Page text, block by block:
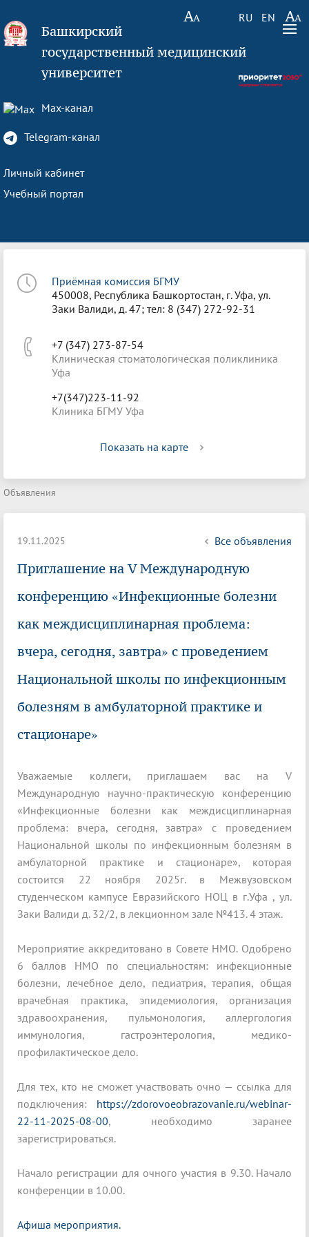
RU EN
Башкирский
государственный медицинский
университет
Max-канал
Telegram-канал
Личный кабинет
Учебный портал
Приёмная комиссия БГМУ
450008, Республика Башкортостан, г. Уфа, ул.
Заки Валиди, д. 47; тел: 8 (347) 272-92-31
+7 (347) 273-87-54
Клиническая стоматологическая поликлиника
Уфа
+7(347)223-11-92
Клиника БГМУ Уфа
Показать на карте
Объявления
19.11.2025 Все объявления
Приглашение на V Международную
конференцию «Инфекционные болезни
как междисциплинарная проблема:
вчера, сегодня, завтра» с проведением
Национальной школы по инфекционным
болезням в амбулаторной практике и
стационаре»
Уважаемые коллеги, приглашаем вас на V
Международную научно-практическую конференцию
«Инфекционные болезни как междисциплинарная
проблема: вчера, сегодня, завтра» с проведением
Национальной школы по инфекционным болезням в
амбулаторной практике и стационаре», которая
состоится 22 ноября 2025г. в Межвузовском
студенческом кампусе Евразийского НОЦ в г.Уфа , ул.
Заки Валиди д. 32/2, в лекционном зале №413. 4 этаж.
Мероприятие аккредитовано в Совете НМО. Одобрено
6 баллов НМО по специальностям: инфекционные
болезни, лечебное дело, педиатрия, терапия, общая
врачебная практика, эпидемиология, организация
здравоохранения, пульмонология, аллергология
иммунология, гастроэнтерология, медико-
профилактическое дело.
Для тех, кто не сможет участвовать очно — ссылка для
подключения: https://zdorovoeobrazovanie.ru/webinar-
22-11-2025-08-00, необходимо заранее
зарегистрироваться.
Начало регистрации для очного участия в 9.30. Начало
конференции в 10.00.
Афиша мероприятия.